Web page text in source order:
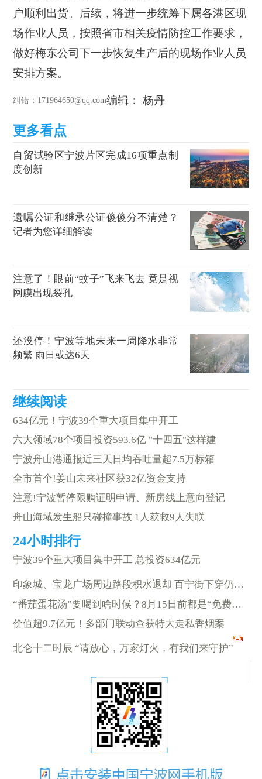
户顺利出货。
后续，将进一步统筹下属各港区现
场作业人员，按照省市相关疫情防控工作要求，
做好梅东公司下一步恢复生产后的现场作业人员
安排方案。
纠错 ：171964650@qq.com编辑： 杨丹
自贸试验区宁波片区完成16项重点制
度创新
遗嘱公证和继承公证傻傻分不清楚？
记者为您详细解读
注意了！眼前“蚊子”飞来飞去 竟是视
网膜出现裂孔
还没停！宁波等地未来一周降水非常
频繁 雨日或达6天
634亿元！宁波39个重大项目集中开工
六大领域78个项目投资593.6亿 "十四五"这样建
宁波舟山港通报近三天日均吞吐量超7.5万标箱
全市首个!姜山未来社区获32亿资金支持
注意!宁波暂停限购证明申请、新房线上意向登记
舟山海域发生船只碰撞事故 1人获救9人失联
宁波39个重大项目集中开工 总投资634亿元
印象城、宝龙广场周边路段积水退却 百宁街下穿仍积水严重
“番茄蛋花汤”要喝到啥时候？8月15日前都是“免费畅饮”
价值超9.7亿元！多部门联动查获特大走私香烟案
北仑十二时辰 “请放心，万家灯火，有我们来守护”